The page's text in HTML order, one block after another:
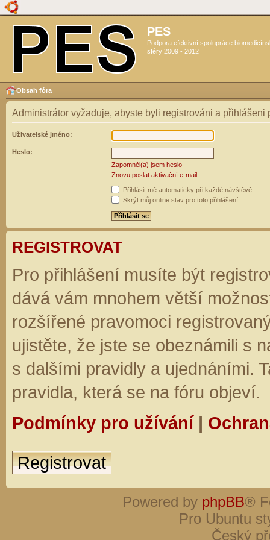
PES
Podpora efektivní spolupráce
sféry 2009 - 2012
Obsah fóra
Administrátor vyžaduje, abyste byli registrováni a přihlášeni
Uživatelské jméno:
Heslo:
Zapomněl(a) jsem heslo
Znovu poslat aktivační e-mail
Přihlásit mě automaticky při každé návštěvě
Skrýt můj online stav pro toto přihlášení
REGISTROVAT
Pro přihlášení musíte být
dává vám mnohem větší
rozšířené pravomoci
ujistěte, že jste se obeznámili s
s dalšími pravidly a ujednáními.
pravidla, která se na fóru objeví.
Podmínky pro užívání|
Registrovat
Powered by phpBB®
Pro Ubuntu
Český